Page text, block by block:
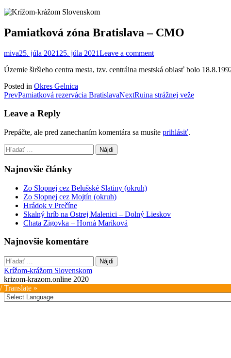
Pamiatková zóna Bratislava – CMO
miva25. júla 2021 25. júla 2021Leave a comment
Územie širšieho centra mesta, tzv. centrálna mestská oblasť bolo
Posted in Okres Gelnica
Post
navigation
PrevPamiatková rezervácia BratislavaNextRuina strážnej veže
Leave a Reply
Prepáčte, ale pred zanechaním komentára sa musíte prihlásiť.
Hľadať:
Najnovšie články
Zo Slopnej cez Belušské Slatiny (okruh)
Zo Slopnej cez Mojtín (okruh)
Hrádok v Prečíne
Skalný hríb na Ostrej Malenici – Dolný Lieskov
Chata Zigovka – Horná Mariková
Najnovšie komentáre
Hľadať:
Krížom-krážom Slovenskom
krizom-krazom.online 2020
Translate »